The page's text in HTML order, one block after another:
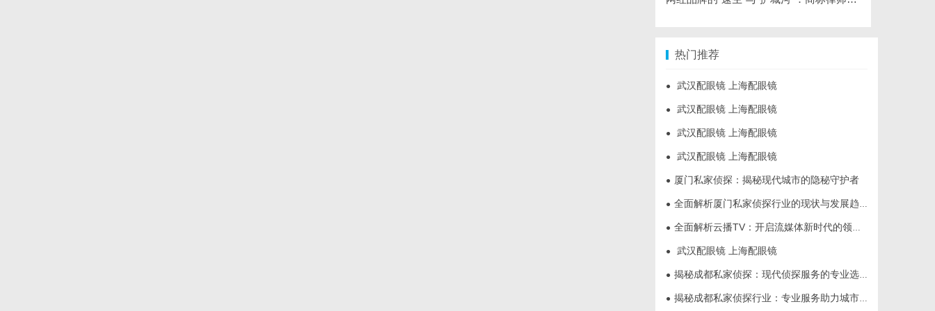
热门推荐
● 武汉配眼镜 上海配眼镜
● 武汉配眼镜 上海配眼镜
● 武汉配眼镜 上海配眼镜
● 武汉配眼镜 上海配眼镜
● 厦门私家侦探：揭秘现代城市的隐秘守护者
● 全面解析厦门私家侦探行业的现状与发展趋势
● 全面解析云播TV：开启流媒体新时代的领先平台
● 武汉配眼镜 上海配眼镜
● 揭秘成都私家侦探：现代侦探服务的专业选择与行业前景
● 揭秘成都私家侦探行业：专业服务助力城市安宁